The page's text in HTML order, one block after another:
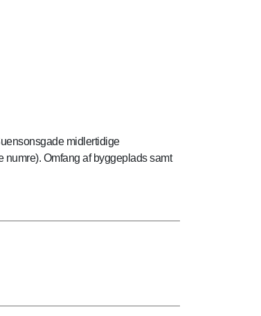
midlertidige
Omfang af byggeplads samt